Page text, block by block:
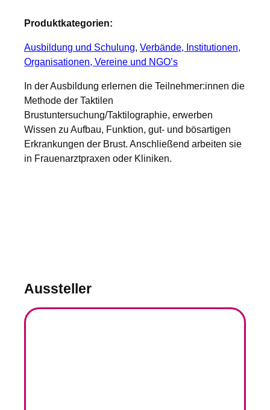
Produktkategorien:
Ausbildung und Schulung, Verbände, Institutionen,
Organisationen, Vereine und NGO’s
In der Ausbildung erlernen die Teilnehmer:innen die
Methode der Taktilen
Brustuntersuchung/Taktilographie, erwerben
Wissen zu Aufbau, Funktion, gut- und bösartigen
Erkrankungen der Brust. Anschließend arbeiten sie
in Frauenarztpraxen oder Kliniken.
Aussteller